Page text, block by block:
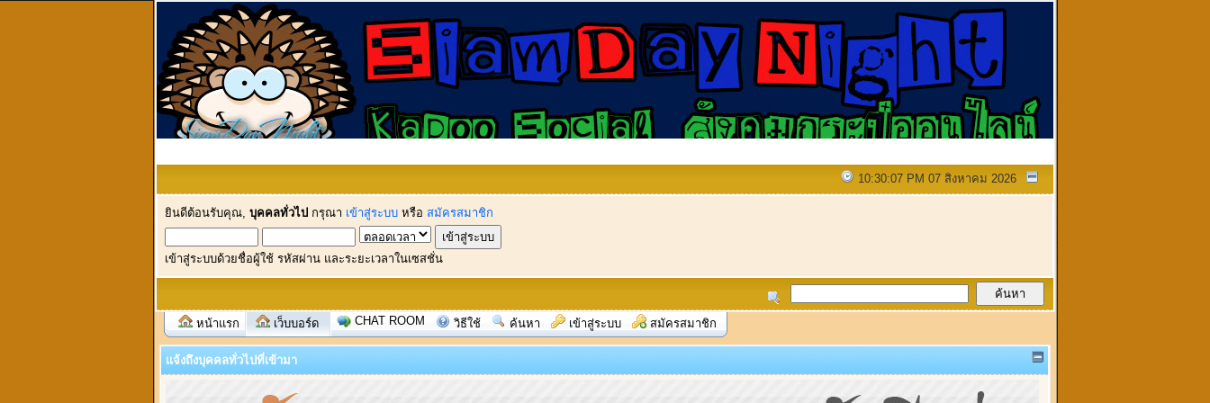
10:30:07 PM 07 สิงหาคม 2026
ยินดีต้อนรับคุณ, บุคคลทั่วไป กรุณา เข้าสู่ระบบ หรือ สมัครสมาชิก
เข้าสู่ระบบด้วยชื่อผู้ใช้ รหัสผ่าน และระยะเวลาในเซสชั่น
หน้าแรก เว็บบอร์ด CHAT ROOM วิธีใช้ ค้นหา เข้าสู่ระบบ สมัครสมาชิก
แจ้งถึงบุคคลทั่วไปที่เข้ามา